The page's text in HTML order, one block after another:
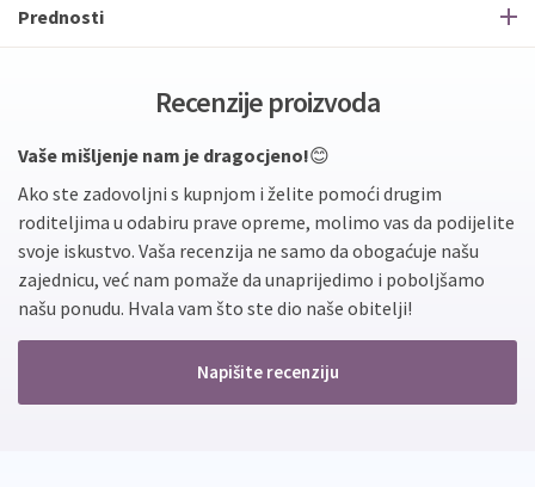
Prednosti
Recenzije proizvoda
Vaše mišljenje nam je dragocjeno!😊
Ako ste zadovoljni s kupnjom i želite pomoći drugim
roditeljima u odabiru prave opreme, molimo vas da podijelite
svoje iskustvo. Vaša recenzija ne samo da obogaćuje našu
zajednicu, već nam pomaže da unaprijedimo i poboljšamo
našu ponudu. Hvala vam što ste dio naše obitelji!
Napišite recenziju